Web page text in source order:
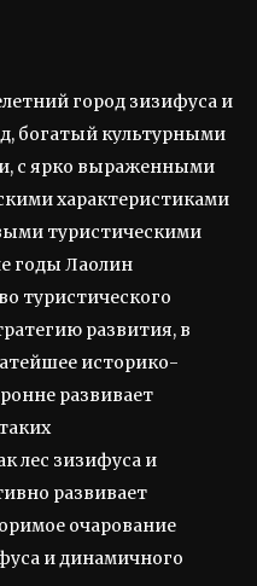
город зизифуса и
богатый культурными
с ярко выраженными
характеристиками
туристическими
годы Лаолин
туристического
развития, в
историко-
развивает
лес зизифуса и
развивает
очарование
и динамичного